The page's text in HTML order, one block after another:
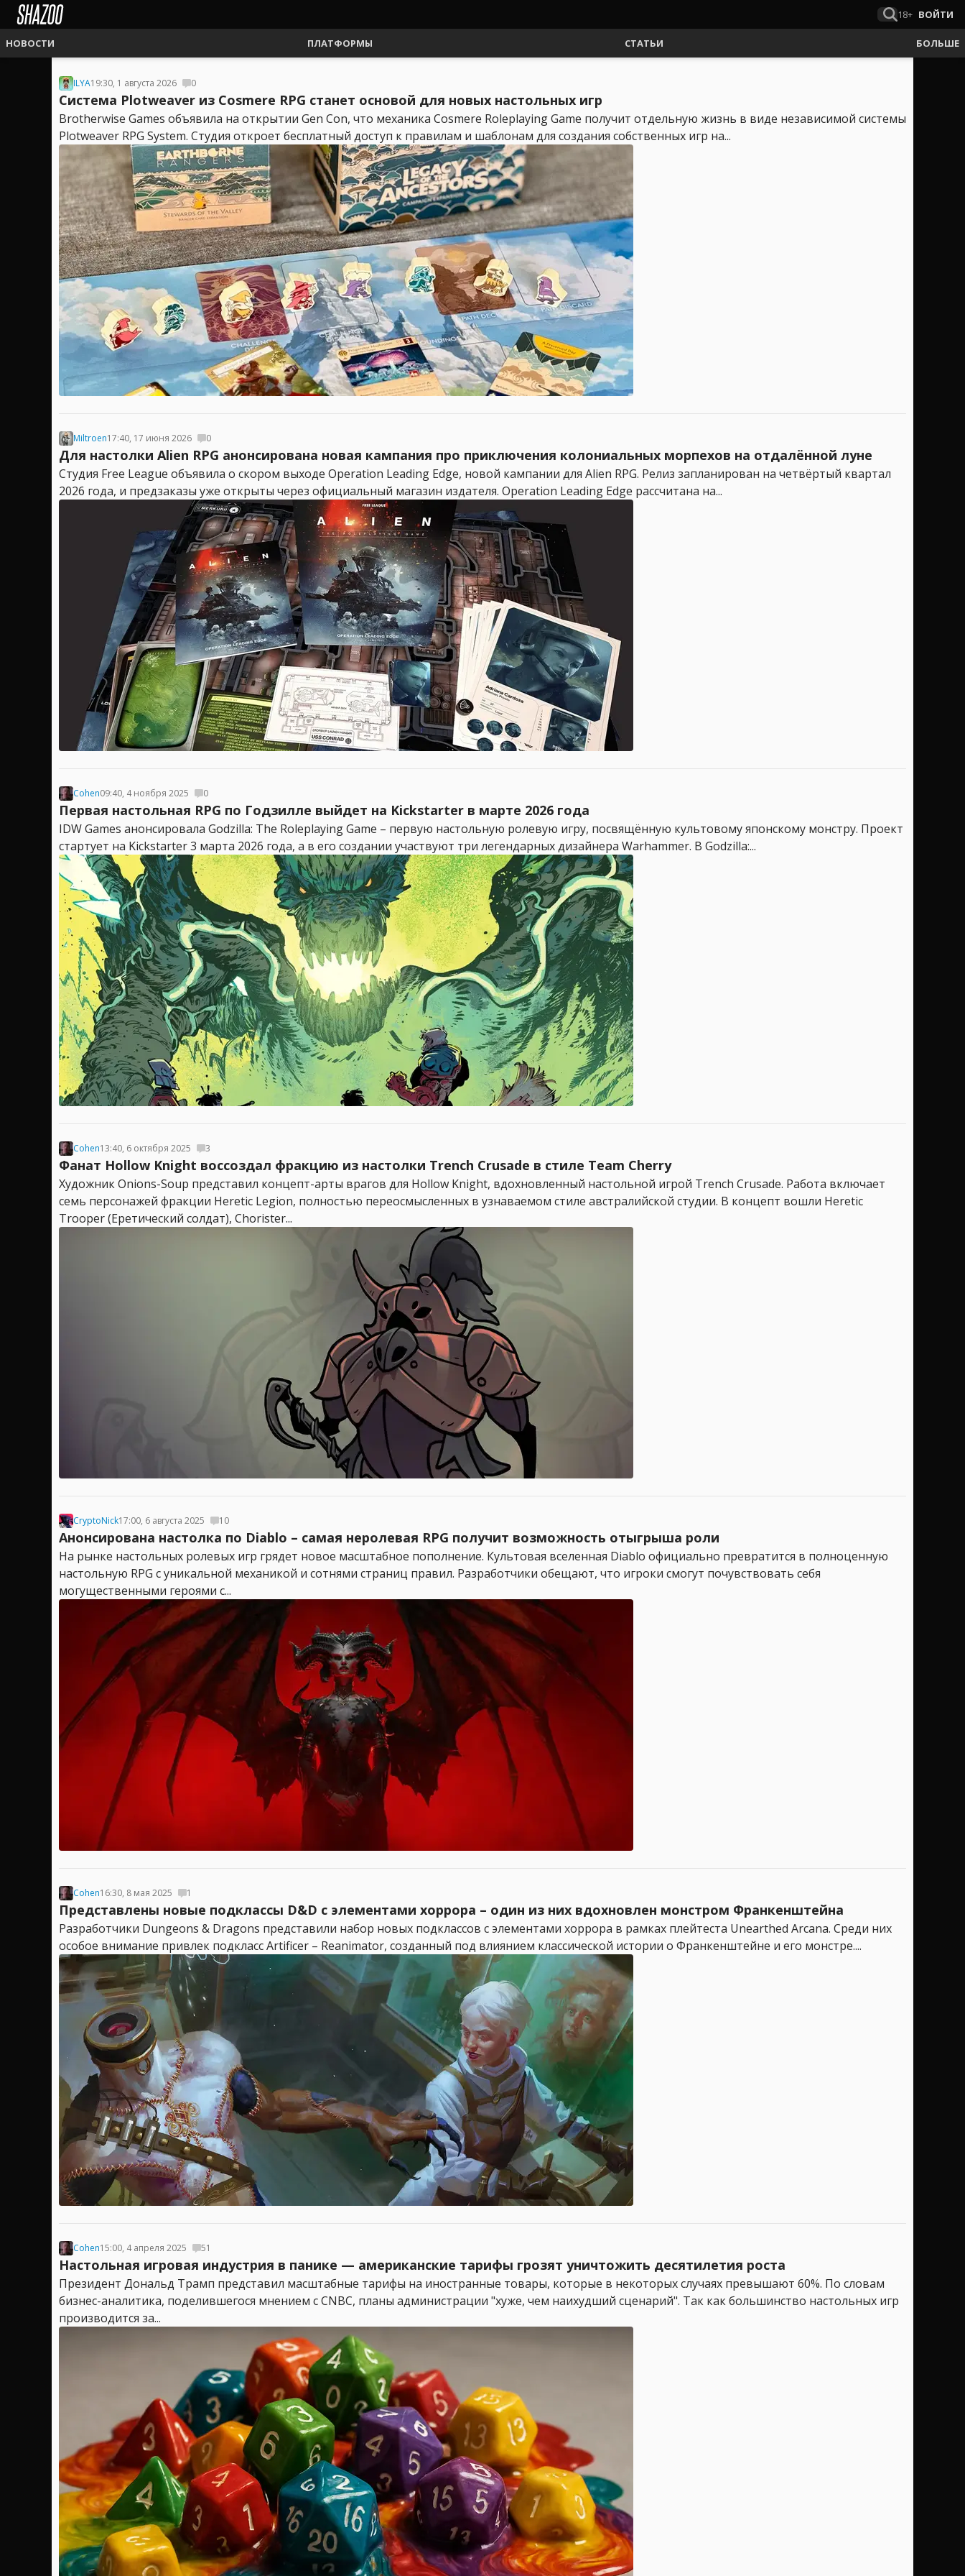
18+ ВОЙТИ
НОВОСТИ ПЛАТФОРМЫ СТАТЬИ БОЛЬШЕ
ILYA19:30, 1 августа 2026 0
Система Plotweaver из Cosmere RPG станет основой для новых настольных игр
Brotherwise Games объявила на открытии Gen Con, что механика Cosmere Roleplaying Game получит отдельную жизнь в виде независимой системы
Plotweaver RPG System. Студия откроет бесплатный доступ к правилам и шаблонам для создания собственных игр на...
Miltroen17:40, 17 июня 2026 0
Для настолки Alien RPG анонсирована новая кампания про приключения колониальных морпехов на отдалённой луне
Студия Free League объявила о скором выходе Operation Leading Edge, новой кампании для Alien RPG. Релиз запланирован на четвёртый квартал
2026 года, и предзаказы уже открыты через официальный магазин издателя. Operation Leading Edge рассчитана на...
Cohen09:40, 4 ноября 2025 0
Первая настольная RPG по Годзилле выйдет на Kickstarter в марте 2026 года
IDW Games анонсировала Godzilla: The Roleplaying Game – первую настольную ролевую игру, посвящённую культовому японскому монстру. Проект
стартует на Kickstarter 3 марта 2026 года, а в его создании участвуют три легендарных дизайнера Warhammer. В Godzilla:...
Cohen13:40, 6 октября 2025 3
Фанат Hollow Knight воссоздал фракцию из настолки Trench Crusade в стиле Team Cherry
Художник Onions-Soup представил концепт-арты врагов для Hollow Knight, вдохновленный настольной игрой Trench Crusade. Работа включает
семь персонажей фракции Heretic Legion, полностью переосмысленных в узнаваемом стиле австралийской студии. В концепт вошли Heretic
Trooper (Еретический солдат), Chorister...
CryptoNick17:00, 6 августа 2025 10
Анонсирована настолка по Diablo – самая неролевая RPG получит возможность отыгрыша роли
На рынке настольных ролевых игр грядет новое масштабное пополнение. Культовая вселенная Diablo официально превратится в полноценную
настольную RPG с уникальной механикой и сотнями страниц правил. Разработчики обещают, что игроки смогут почувствовать себя
могущественными героями с...
Cohen16:30, 8 мая 2025 1
Представлены новые подклассы D&D с элементами хоррора – один из них вдохновлен монстром Франкенштейна
Разработчики Dungeons & Dragons представили набор новых подклассов с элементами хоррора в рамках плейтеста Unearthed Arcana. Среди них
особое внимание привлек подкласс Artificer – Reanimator, созданный под влиянием классической истории о Франкенштейне и его монстре....
Cohen15:00, 4 апреля 2025 51
Настольная игровая индустрия в панике — американские тарифы грозят уничтожить десятилетия роста
Президент Дональд Трамп представил масштабные тарифы на иностранные товары, которые в некоторых случаях превышают 60%. По словам
бизнес-аналитика, поделившегося мнением с CNBC, планы администрации "хуже, чем наихудший сценарий". Так как большинство настольных игр
производится за...